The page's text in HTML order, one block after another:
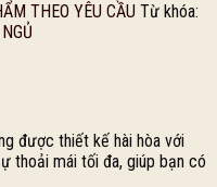
THEO YÊU CẦU Từ khóa:
được thiết kế hài hòa với
thoải mái tối đa, giúp bạn có